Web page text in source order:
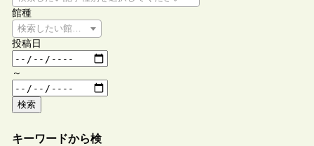
館種
検索したい館種を選択してください
投稿日
～
検索
キーワードから検